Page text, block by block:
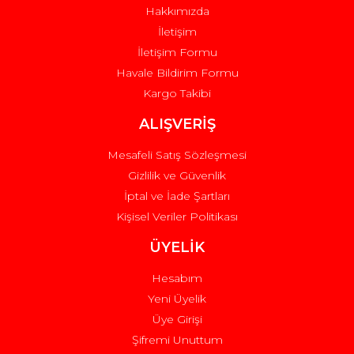
Gönder
Hakkımızda
İletişim
İletişim Formu
Havale Bildirim Formu
Kargo Takibi
ALIŞVERİŞ
Mesafeli Satış Sözleşmesi
Gizlilik ve Güvenlik
İptal ve İade Şartları
Kişisel Veriler Politikası
ÜYELİK
Hesabım
Yeni Üyelik
Üye Girişi
Şifremi Unuttum